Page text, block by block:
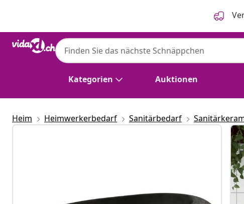
Kategorien Auktionen
Heim Heimwerkerbedarf Sanitärbedarf